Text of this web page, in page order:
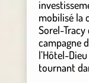
mobilisé la
Sorel-
campagne
l’Hôtel-
tournant